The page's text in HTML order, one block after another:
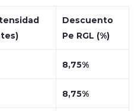
Descuento
Pe RGL (%)
8,75%
8,75%